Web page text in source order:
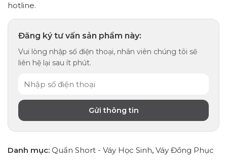
hotline.
Đăng ký tư vấn sản phẩm này:
Vui lòng nhập số điện thoại, nhân viên chúng tôi sẽ
liên hệ lại sau ít phút.
Danh mục: Quần Short - Váy Học Sinh, Váy Đồng Phục